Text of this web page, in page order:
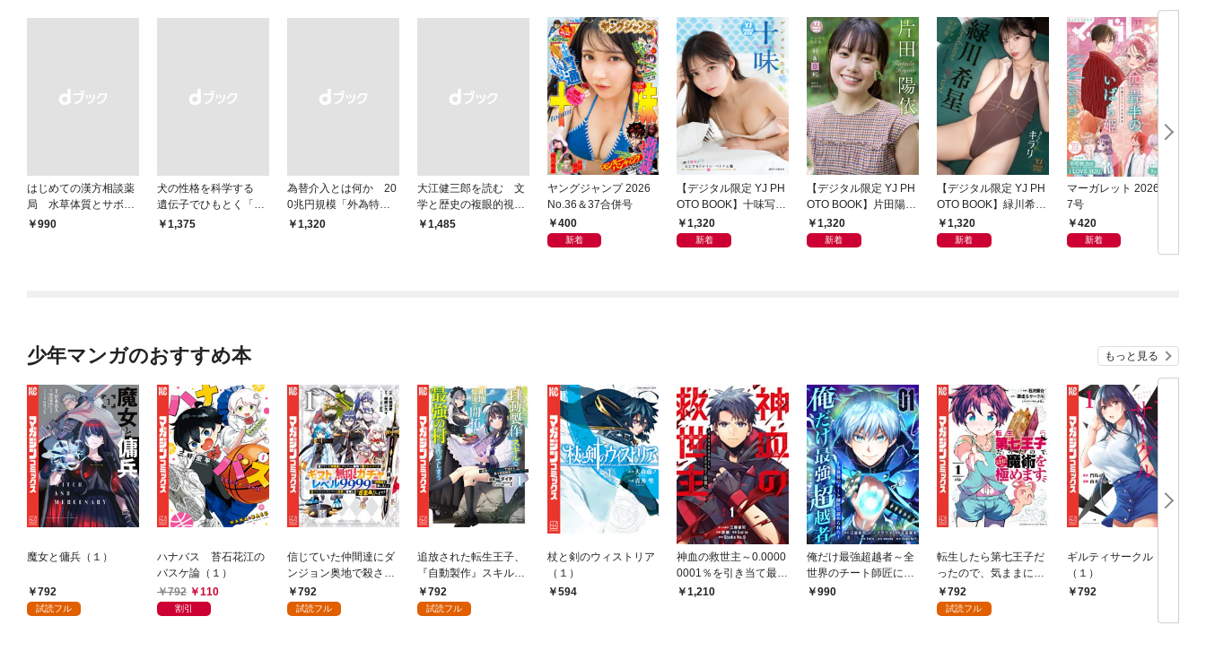
はじめての漢方相談薬
局 水草体質とサボテ
ン体質
￥990
犬の性格を科学する
遺伝子でひもとく「最
良の友」の進化
￥1,375
為替介入とは何か 20
0兆円規模「外為特
会」が生まれた謎
￥1,320
大江健三郎を読む 文
学と歴史の複眼的視点
から
￥1,485
ヤングジャンプ 2026
No.36＆37合併号
400
新着
【デジタル限定 YJ PH
OTO BOOK】十味写真
集「続・『ぽみ』！？
どこでもトレイン・ベ
1,320
新着
【デジタル限定 YJ PH
OTO BOOK】片田陽依
写真集「羽色日和」
1,320
新着
【デジタル限定 YJ PH
OTO BOOK】緑川希星
写真集「きらら、キラ
リ」
1,320
新着
マーガレット 2026年1
7号
420
新着
少年マンガのおすすめ本 もっと見る
魔女と傭兵（１）
792
試読フル
ハナバス 苔石花江の
バスケ論（１）
792
110
割引
信じていた仲間達にダ
ンジョン奥地で殺され
かけたがギフト『無限
ガチャ』でレベル９９
792
試読フル
追放された転生王子、
『自動製作』スキルで
領地を爆速で開拓し最
強の村を作ってしまう
792
試読フル
杖と剣のウィストリア
（１）
594
神血の救世主～0.0000
0001％を引き当て最強
へ～【電子書籍特典
1,210
俺だけ最強超越者～全
世界のチート師匠に認
められた～【単行本】
990
転生したら第七王子だ
ったので、気ままに魔
術を極めます（１）
792
試読フル
ギルティサークル
（１）
792